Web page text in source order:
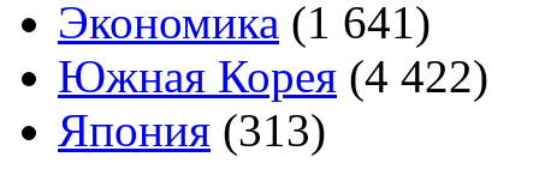
Экономика (1 641)
Южная Корея (4 422)
Япония (313)